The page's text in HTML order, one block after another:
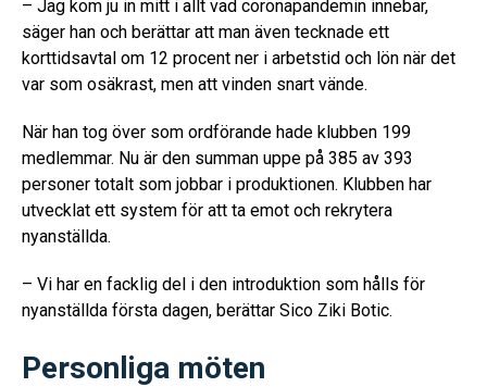
– Jag kom ju in mitt i allt vad coronapandemin innebar,
säger han och berättar att man även tecknade ett
korttidsavtal om 12 procent ner i arbetstid och lön när det
var som osäkrast, men att vinden snart vände.
När han tog över som ordförande hade klubben 199
medlemmar. Nu är den summan uppe på 385 av 393
personer totalt som jobbar i produktionen. Klubben har
utvecklat ett system för att ta emot och rekrytera
nyanställda.
– Vi har en facklig del i den introduktion som hålls för
nyanställda första dagen, berättar Sico Ziki Botic.
Personliga möten